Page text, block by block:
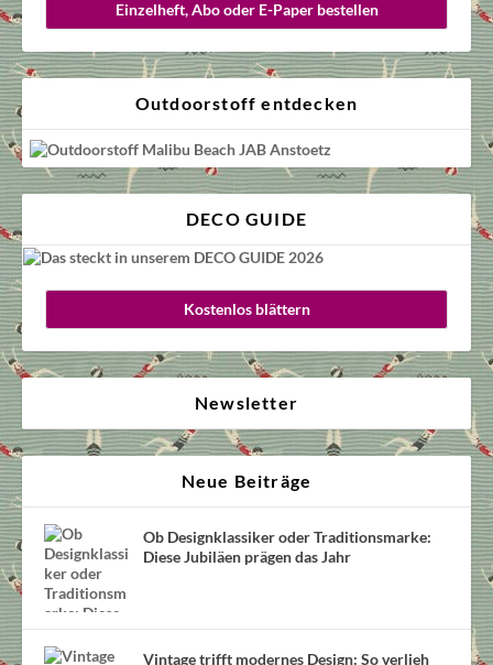
Einzelheft, Abo oder E-Paper bestellen
Outdoorstoff entdecken
DECO GUIDE
Kostenlos blättern
Newsletter
Neue Beiträge
Ob Designklassiker oder Traditionsmarke:
Diese Jubiläen prägen das Jahr
Vintage trifft modernes Design: So verlieh